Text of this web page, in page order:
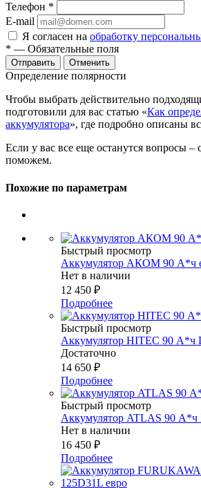
Телефон *
E-mail
Я согласен на обработку
* — Обязательные поля
Отменить
Определение полярности
Чтобы выбрать действительно
подготовили для вас статью «Как
аккумулятора», где подробно описаны
Если у вас все еще останутся вопросы –
поможем.
Похожие по параметрам
Быстрый просмотр
Аккумулятор АКОМ 90 А*ч
Нет в наличии
12 450 ₽
Подробнее
Быстрый просмотр
Аккумулятор HITEC 90 А*ч
Достаточно
14 650 ₽
Подробнее
Быстрый просмотр
Аккумулятор ATLAS 90
Нет в наличии
16 450 ₽
Подробнее